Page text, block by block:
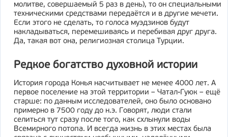
молитве, совершаемый 5 раз в день), то он специальными
техническими средствами передаётся и в другие мечети.
Если этого не сделать, то голоса муэдзинов будут
накладываться, перемешиваясь и перебивая друг друга.
Да, такая вот она, религиозная столица Турции.
Редкое богатство духовной истории
История города Конья насчитывает не менее 4000 лет. А
первое поселение на этой территории – Чатал-Гуюк – ещё
старше: по данным исследователей, оно было основано
примерно в 7500 году до н.э. Говорят, люди стали
селиться тут сразу после того, как схлынули воды
Всемирного потопа. И всегда жизнь в этих местах была